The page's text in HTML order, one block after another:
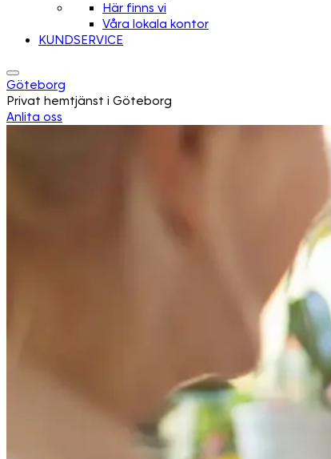
Här finns vi
Våra lokala kontor
KUNDSERVICE
Göteborg
Privat hemtjänst i Göteborg
Anlita oss